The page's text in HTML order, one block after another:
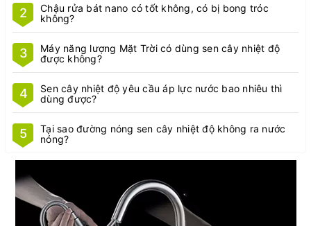
2
Chậu rửa bát nano có tốt không, có bị bong tróc
không?
3
Máy năng lượng Mặt Trời có dùng sen cây nhiệt độ
được không?
4
Sen cây nhiệt độ yêu cầu áp lực nước bao nhiêu thì
dùng được?
5
Tại sao đường nóng sen cây nhiệt độ không ra nước
nóng?